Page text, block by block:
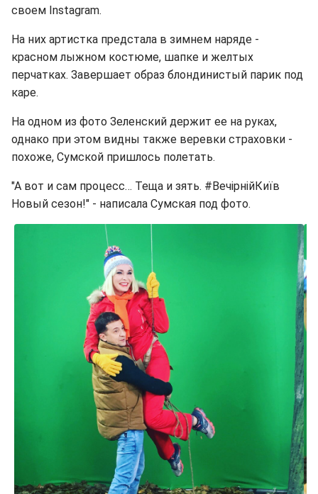
своем Instagram.
На них артистка предстала в зимнем наряде -
красном лыжном костюме, шапке и желтых
перчатках. Завершает образ блондинистый парик под
каре.
На одном из фото Зеленский держит ее на руках,
однако при этом видны также веревки страховки -
похоже, Сумской пришлось полетать.
"А вот и сам процесс… Теща и зять. #ВечірнійКиїв
Новый сезон!" - написала Сумская под фото.